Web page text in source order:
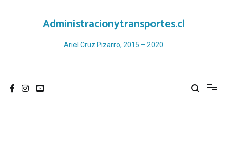
Administracionytransportes.cl
Ariel Cruz Pizarro, 2015 – 2020